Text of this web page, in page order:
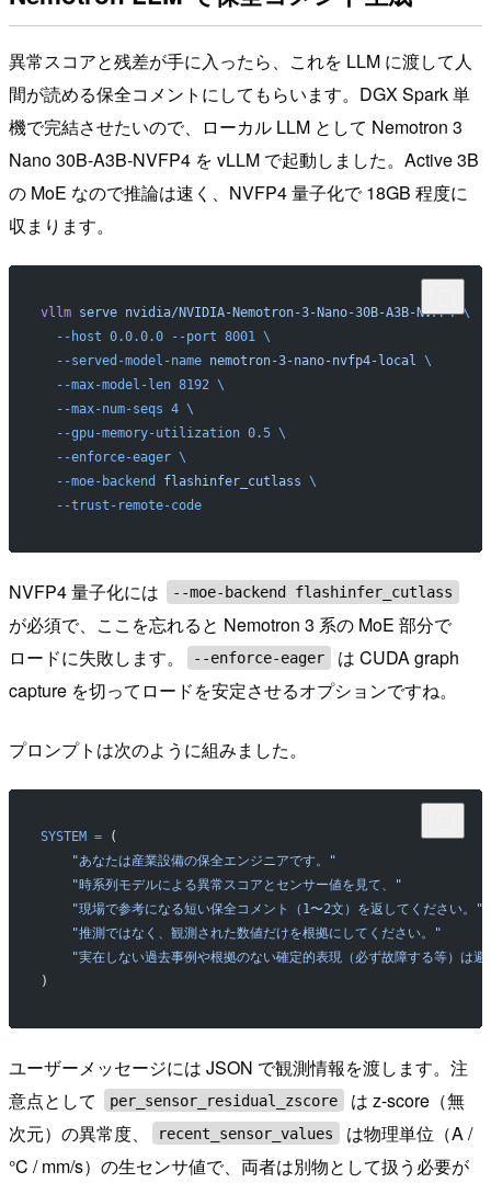
異常スコアと残差が手に入ったら、これを LLM に渡して人
間が読める保全コメントにしてもらいます。DGX Spark 単
機で完結させたいので、ローカル LLM として Nemotron 3
Nano 30B-A3B-NVFP4 を vLLM で起動しました。Active 3B
の MoE なので推論は速く、NVFP4 量子化で 18GB 程度に
収まります。
vllm serve nvidia/NVIDIA-Nemotron-3-Nano-30B-A3B-NVFP4 \
  --host
0.0.0.0 --port 8001 \
  --served-model-name
nemotron-3-nano-nvfp4-local \
  --max-model-len
8192 \
  --max-num-seqs
4 \
  --gpu-memory-utilization
0.5 \
  --enforce-eager
\
  --moe-backend
flashinfer_cutlass \
  --trust-remote-code
NVFP4 量子化には --moe-backend flashinfer_cutlass
が必須で、ここを忘れると Nemotron 3 系の MoE 部分で
ロードに失敗します。
--enforce-eager
は CUDA graph
capture を切ってロードを安定させるオプションですね。
プロンプトは次のように組みました。
SYSTEM = (
    "あなたは産業設備の保全エンジニアです。"
    "時系列モデルによる異常スコアとセンサー値を見て、"
    "現場で参考になる短い保全コメント（1〜2文）を返してください。"
    "推測ではなく、観測された数値だけを根拠にしてください。"
"実在しない過去事例や根拠のない確定的表現（必ず故障する等）は避
)
ユーザーメッセージには JSON で観測情報を渡します。注
意点として
per_sensor_residual_zscore
は z-score（無
次元）の異常度、
recent_sensor_values
は物理単位（A /
°C / mm/s）の生センサ値で、両者は別物として扱う必要が